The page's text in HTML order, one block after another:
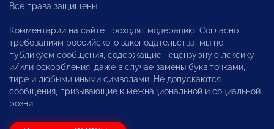
Все права защищены.
Комментарии на сайте проходят модерацию. Согласно
требованиям российского законодательства, мы не
публикуем сообщения, содержащие нецензурную лексику
и/или оскорбления, даже в случае замены букв точками,
тире и любыми иными символами. Не допускаются
сообщения, призывающие к межнациональной и социальной
розни.